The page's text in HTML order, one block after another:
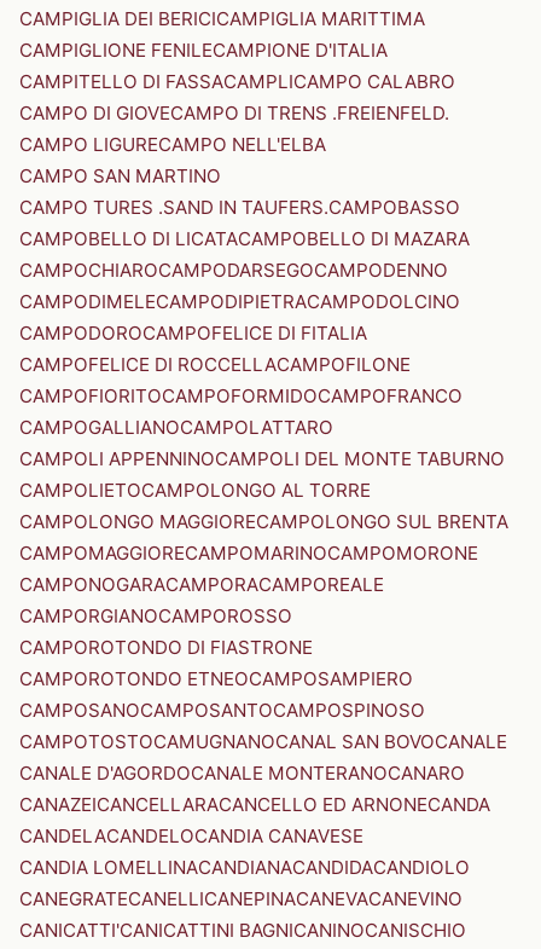
CAMPIGLIA DEI BERICICAMPIGLIA MARITTIMA
CAMPIGLIONE FENILECAMPIONE D'ITALIA
CAMPITELLO DI FASSACAMPLICAMPO CALABRO
CAMPO DI GIOVECAMPO DI TRENS .FREIENFELD.
CAMPO LIGURECAMPO NELL'ELBA
CAMPO SAN MARTINO
CAMPO TURES .SAND IN TAUFERS.CAMPOBASSO
CAMPOBELLO DI LICATACAMPOBELLO DI MAZARA
CAMPOCHIAROCAMPODARSEGOCAMPODENNO
CAMPODIMELECAMPODIPIETRACAMPODOLCINO
CAMPODOROCAMPOFELICE DI FITALIA
CAMPOFELICE DI ROCCELLACAMPOFILONE
CAMPOFIORITOCAMPOFORMIDOCAMPOFRANCO
CAMPOGALLIANOCAMPOLATTARO
CAMPOLI APPENNINOCAMPOLI DEL MONTE TABURNO
CAMPOLIETOCAMPOLONGO AL TORRE
CAMPOLONGO MAGGIORECAMPOLONGO SUL BRENTA
CAMPOMAGGIORECAMPOMARINOCAMPOMORONE
CAMPONOGARACAMPORACAMPOREALE
CAMPORGIANOCAMPOROSSO
CAMPOROTONDO DI FIASTRONE
CAMPOROTONDO ETNEOCAMPOSAMPIERO
CAMPOSANOCAMPOSANTOCAMPOSPINOSO
CAMPOTOSTOCAMUGNANOCANAL SAN BOVOCANALE
CANALE D'AGORDOCANALE MONTERANOCANARO
CANAZEICANCELLARACANCELLO ED ARNONECANDA
CANDELACANDELOCANDIA CANAVESE
CANDIA LOMELLINACANDIANACANDIDACANDIOLO
CANEGRATECANELLICANEPINACANEVACANEVINO
CANICATTI'CANICATTINI BAGNICANINOCANISCHIO